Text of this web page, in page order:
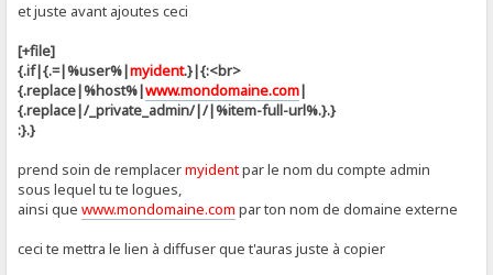
et juste avant ajoutes ceci
[+file]
{.if|{.=|%user%|myident.}|{:<br>
{.replace|%host%|www.mondomaine.com|
{.replace|/_private_admin/|/|%item-full-url%.}.}
:}.}
prend soin de remplacermyidentpar le nom du compte admin
sous lequel tu te logues,
ainsi quewww.mondomaine.com par ton nom de domaine externe
ceci te mettra le lien à diffuser que t'auras juste à copier